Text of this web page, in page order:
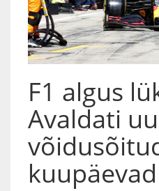
F1 algus
Avaldati
kuupäevad